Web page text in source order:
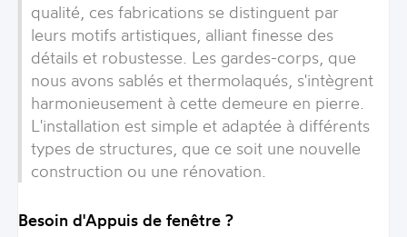
qualité, ces fabrications se distinguent par
leurs motifs artistiques, alliant finesse des
détails et robustesse. Les gardes-corps, que
nous avons sablés et thermolaqués, s'intègrent
harmonieusement à cette demeure en pierre.
L'installation est simple et adaptée à différents
types de structures, que ce soit une nouvelle
construction ou une rénovation.
Besoin d'Appuis de fenêtre ?